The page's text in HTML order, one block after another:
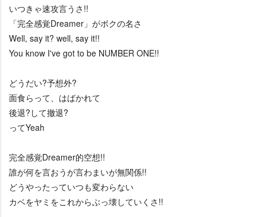
いつきゃ速攻言うさ!!
「完全感覚Dreamer」がボクの名さ
Well, say it? well, say it!!
You know I've got to be NUMBER ONE!!
どうだい?予想外?
面食らって、はばかれて
後退?して撤退?
ってYeah
完全感覚Dreamer的空想!!
誰が何を言おうが言わまいが無関係!!
どうやったっていつも変わらない
カベをヤミをこれからぶっ壊していくさ!!